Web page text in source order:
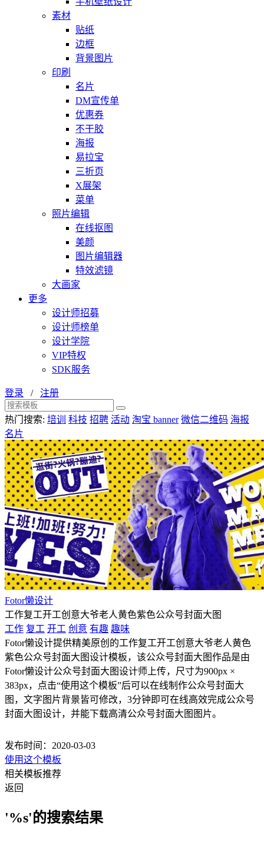
素材
贴纸
边框
背景图片
印刷
名片
DM宣传单
优惠券
不干胶
海报
易拉宝
三折页
X展架
菜单
照片编辑
在线抠图
美颜
图片编辑器
特效滤镜
大画家
更多
设计师招募
设计师榜单
设计学院
VIP特权
SDK服务
登录 / 注册
热门搜索: 培训 科技 招聘 活动 淘宝 banner 微信二维码 海报
名片
Fotor懒设计
工作复工开工创意大爷老人黄色紫色公众号封面大图
工作 复工 开工 创意 有趣 趣味
Fotor懒设计提供精美原创的工作复工开工创意大爷老人黄色
紫色公众号封面大图设计模板，该公众号封面大图作品是由
Fotor懒设计公众号封面大图设计师上传，尺寸为900px ×
383px，点击“使用这个模板”后可以在线制作公众号封面大
图，文字图片背景皆可修改，3分钟即可在线高效完成公众号
封面大图设计，并能下载高清公众号封面大图图片。
发布时间：2020-03-03
使用这个模板
相关模板推荐
返回
'%s'的搜索结果